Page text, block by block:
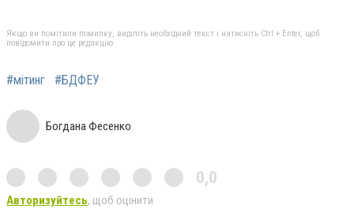
Якщо ви помітили помилку, виділіть необхідний текст і натисніть Ctrl + Enter, щоб
повідомити про це редакцію
#мітинг #БДФЕУ
Богдана Фесенко
0,0
Авторизуйтесь, щоб оцінити